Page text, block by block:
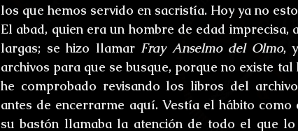
los que hemos servido en sacristía. Hoy ya no
El abad, quien era un hombre de edad imprecisa,
largas; se hizo llamar Fray Anselmo del Olmo,
archivos para que se busque, porque no existe
he comprobado revisando los libros del
antes de encerrarme aquí. Vestía el hábito
su bastón llamaba la atención de todo el que